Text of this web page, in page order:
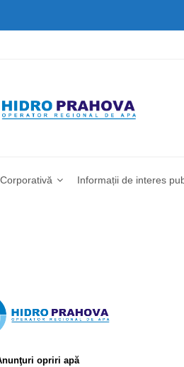
Informații de interes
opriri apă